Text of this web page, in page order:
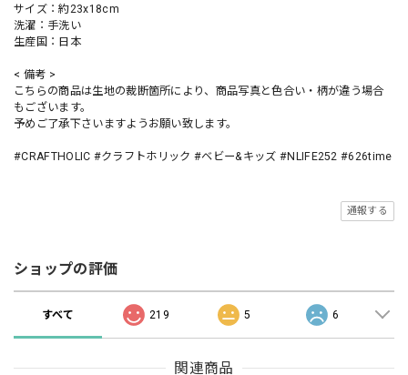
サイズ：約23x18cm
洗濯：手洗い
生産国：日本
< 備考 >
こちらの商品は生地の裁断箇所により、商品写真と色合い・柄が違う場合
もございます。
予めご了承下さいますようお願い致します。
#CRAFTHOLIC #クラフトホリック #ベビー&キッズ #NLIFE252 #626time
通報する
ショップの評価
すべて 219 5 6
関連商品